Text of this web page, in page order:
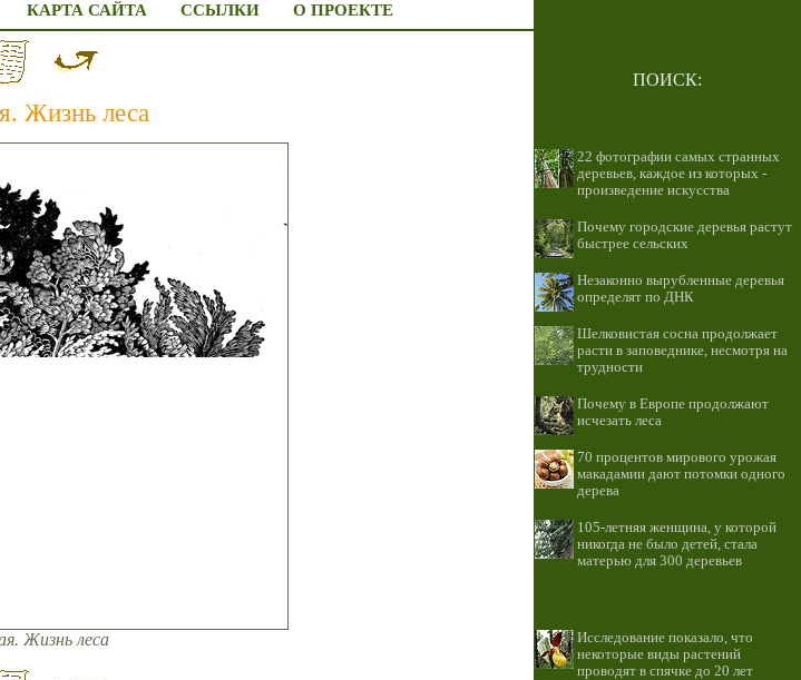
КАРТА САЙТА ССЫЛКИ О ПРОЕКТЕ
Жизнь леса
Жизнь леса
ПОИСК:
22 фотографии самых странных
деревьев, каждое из которых -
произведение искусства
Почему городские деревья растут
быстрее сельских
Незаконно вырубленные деревья
определят по ДНК
Шелковистая сосна продолжает
расти в заповеднике, несмотря на
трудности
Почему в Европе продолжают
исчезать леса
70 процентов мирового урожая
макадамии дают потомки одного
дерева
105-летняя женщина, у которой
никогда не было детей, стала
матерью для 300 деревьев
Исследование показало, что
некоторые виды растений
проводят в спячке до 20 лет